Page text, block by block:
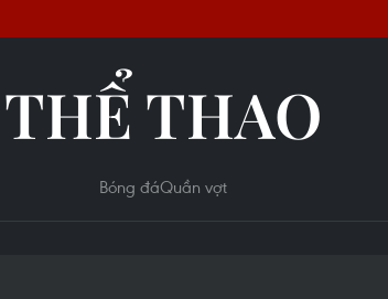
THỂ THAO
Bóng đáQuần vợt